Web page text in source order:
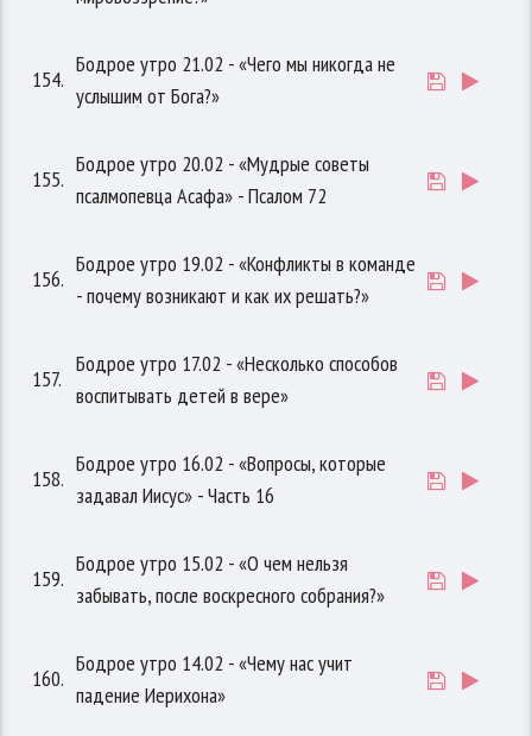
154.
Бодрое утро 21.02 - «Чего мы никогда не
услышим от Бога?»
155.
Бодрое утро 20.02 - «Мудрые советы
псалмопевца Асафа» - Псалом 72
156.
Бодрое утро 19.02 - «Конфликты в команде
- почему возникают и как их решать?»
157.
Бодрое утро 17.02 - «Несколько способов
воспитывать детей в вере»
158.
Бодрое утро 16.02 - «Вопросы, которые
задавал Иисус» - Часть 16
159.
Бодрое утро 15.02 - «О чем нельзя
забывать, после воскресного собрания?»
160.
Бодрое утро 14.02 - «Чему нас учит
падение Иерихона»